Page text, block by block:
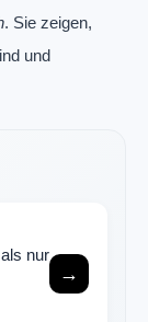
. Sie zeigen,
und
nur
→